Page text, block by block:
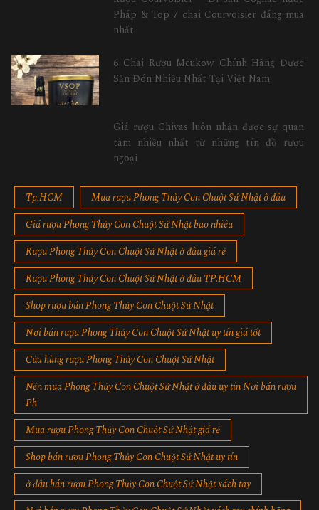
Pháp & Top 7 chai Courvoisier đáng mua
nhất
6 Chai Rượu Meukow Chính Hãng Được
Săn Đón Nhiều Nhất Tại Việt Nam
Giá rượu Chivas luôn nhận được sự quan
tâm nhiều nhất từ những tín đồ rượu
ngoại
Tp.HCM
Mua rượu Phong Thủy Con Chuột Sứ Nhật ở đâu
Giá rượu Phong Thủy Con Chuột Sứ Nhật bao nhiêu
Rượu Phong Thủy Con Chuột Sứ Nhật ở đâu giá rẻ
Rượu Phong Thủy Con Chuột Sứ Nhật ở đâu TP.HCM
Shop rượu bán Phong Thủy Con Chuột Sứ Nhật
Nơi bán rượu Phong Thủy Con Chuột Sứ Nhật uy tín giá tốt
Cửa hàng rượu Phong Thủy Con Chuột Sứ Nhật
Nên mua Phong Thủy Con Chuột Sứ Nhật ở đâu uy tín Nơi bán rượu
Ph
Mua rượu Phong Thủy Con Chuột Sứ Nhật giá rẻ
Shop bán rượu Phong Thủy Con Chuột Sứ Nhật uy tín
ở đâu bán rượu Phong Thủy Con Chuột Sứ Nhật xách tay